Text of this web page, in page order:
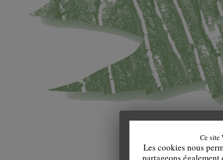
Ce site
Les cookies nous
partageons